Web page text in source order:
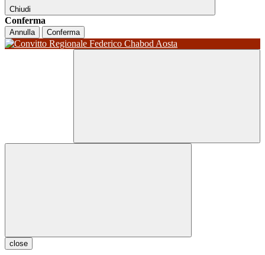
Chiudi
Conferma
Annulla Conferma
close